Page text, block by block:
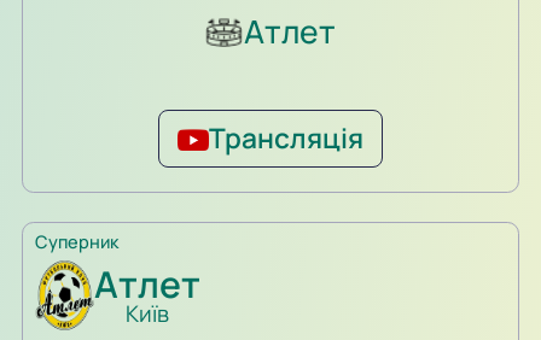
Атлет
Трансляція
Суперник
Атлет
Київ